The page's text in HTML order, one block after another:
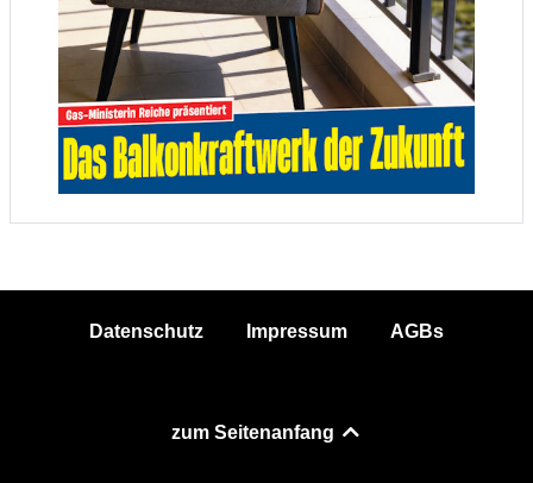
Datenschutz Impressum AGBs
zum Seitenanfang